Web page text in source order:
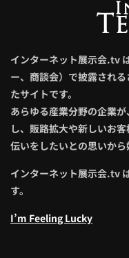
インターネット展示会.tv
ー、商談会）で披露され
たサイトです。
あらゆる産業分野の企業
し、販路拡大や新しいお
伝いをしたいとの思いから
インターネット展示会.tv
す。
I’m Feeling Lucky